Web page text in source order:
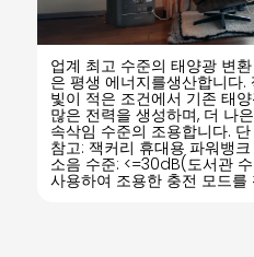
업계 최고 수준의 태양광 변
은 평생 에너지를생산합니다
빛이 적은 조건에서 기존 태
많은 전력을 생성하며, 더 나
속삭임 수준의 조용합니다.
참고: 잭커리 휴대용 파워뱅
소음 수준: <=30dB(도서관
사용하여 조용한 충전 모드를